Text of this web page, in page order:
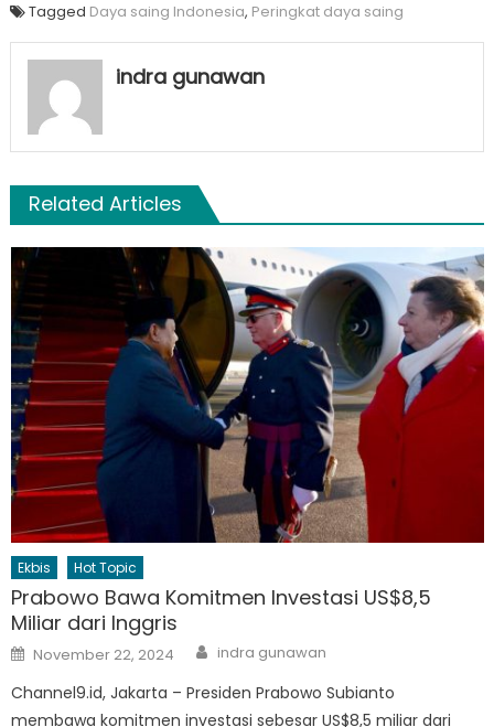
Tagged Daya saing Indonesia, Peringkat daya saing
indra gunawan
Related Articles
Ekbis Hot Topic
Prabowo Bawa Komitmen Investasi US$8,5
Miliar dari Inggris
Posted
on
November 22, 2024 Author
indra gunawan
Channel9.id, Jakarta – Presiden Prabowo Subianto
membawa komitmen investasi sebesar US$8,5 miliar dari